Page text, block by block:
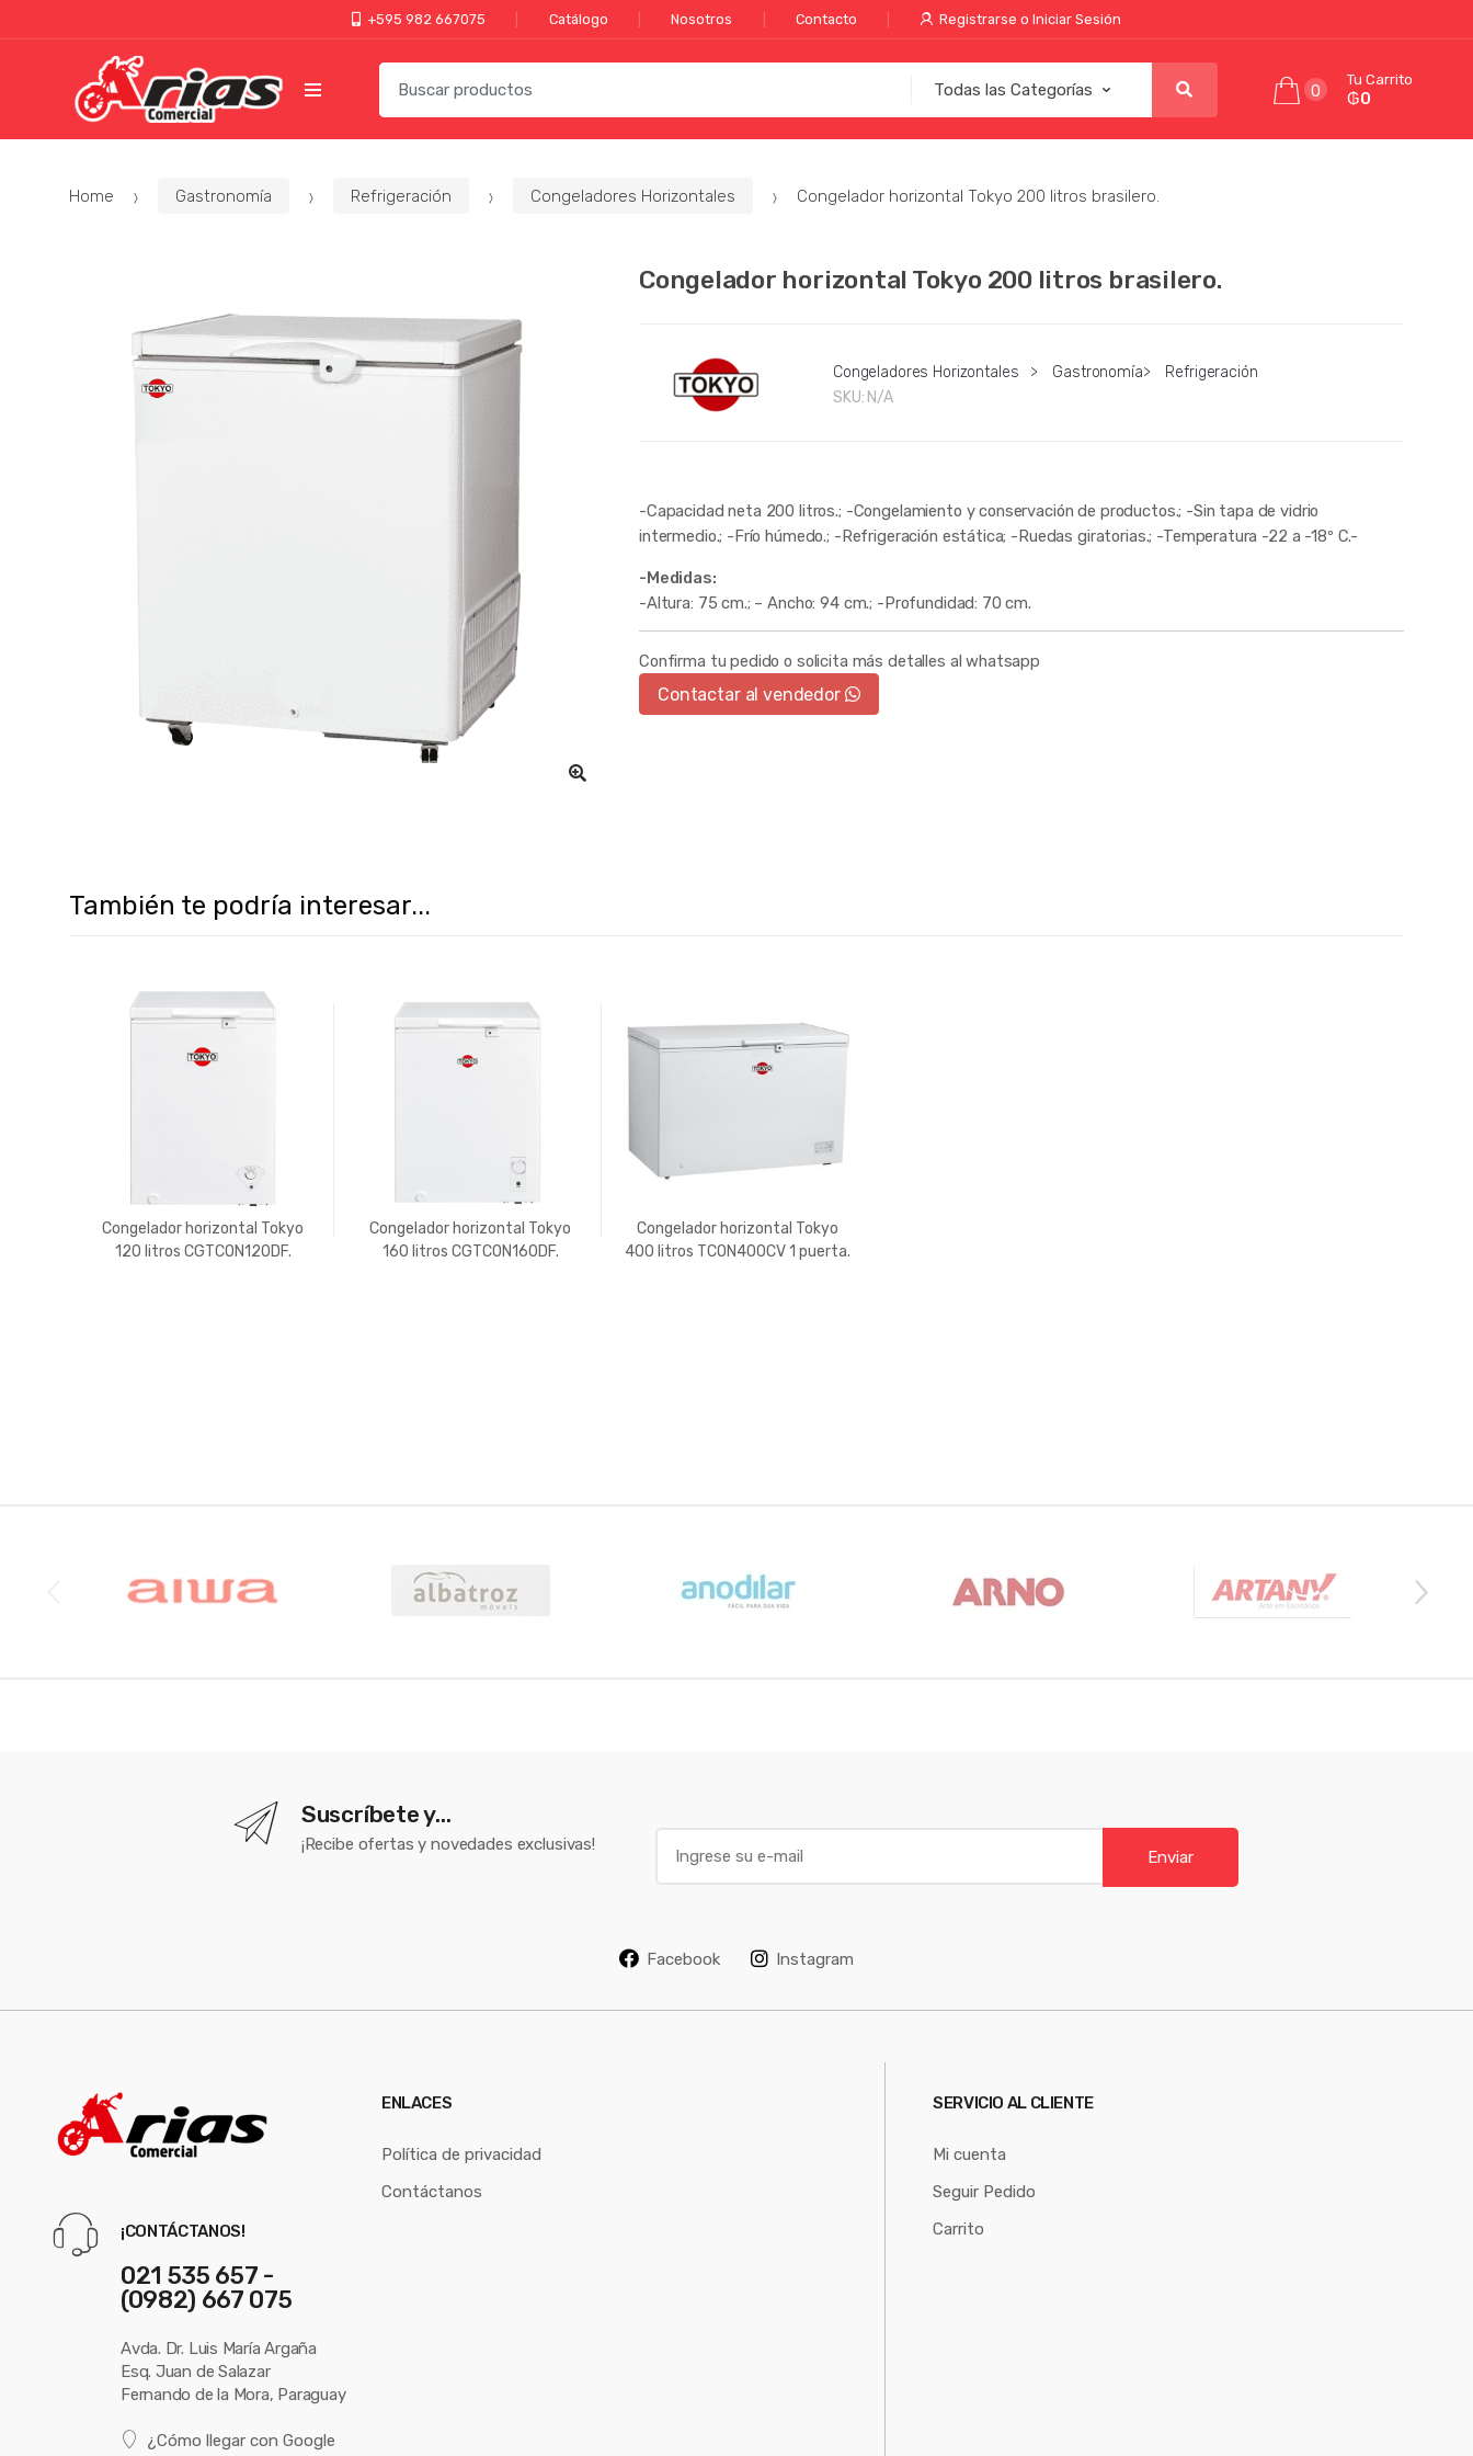
+595 982 667075 Catálogo Nosotros Contacto Registrarse o Iniciar Sesión
0
Tu Carrito
₲0
Home Gastronomía Refrigeración Congeladores Horizontales Congelador horizontal Tokyo 200 litros brasilero.
Congelador horizontal Tokyo 200 litros brasilero.
Congeladores Horizontales > Gastronomía>
Refrigeración
SKU: N/A
-Capacidad neta 200 litros.; -Congelamiento y conservación de productos.; -Sin tapa de vidrio
intermedio.; -Frío húmedo.; -Refrigeración estática; -Ruedas giratorias.; -Temperatura -22 a -18º C.-
-Medidas:
-Altura: 75 cm.; – Ancho: 94 cm.; -Profundidad: 70 cm.
Confirma tu pedido o solicita más detalles al whatsapp
Contactar al vendedor
También te podría interesar...
Congelador horizontal Tokyo
120 litros CGTCON120DF.
Congelador horizontal Tokyo
160 litros CGTCON160DF.
Congelador horizontal Tokyo
400 litros TCON400CV 1 puerta.
Suscríbete y...
¡Recibe ofertas y novedades exclusivas!
Enviar
Facebook Instagram
¡CONTÁCTANOS!
021 535 657 -
(0982) 667 075
Avda. Dr. Luis María Argaña
Esq. Juan de Salazar
Fernando de la Mora, Paraguay
¿Cómo llegar con Google
ENLACES
Política de privacidad
Contáctanos
SERVICIO AL CLIENTE
Mi cuenta
Seguir Pedido
Carrito